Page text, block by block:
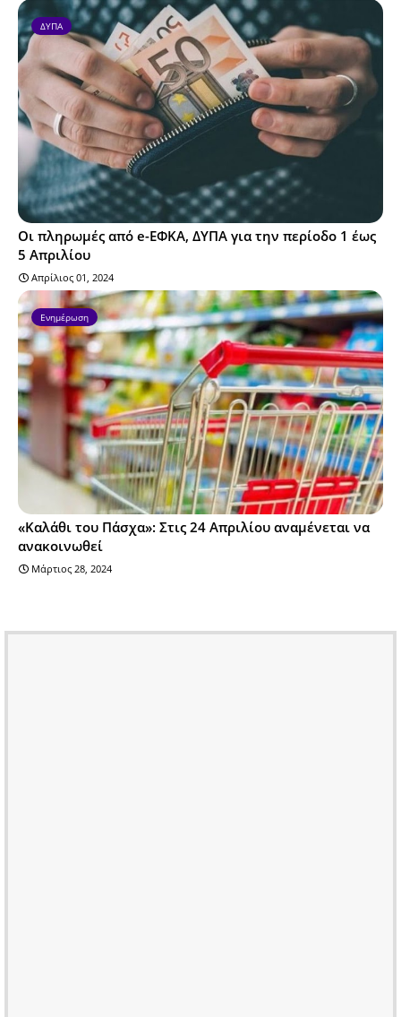
ΔΥΠΑ
Οι πληρωμές από e-ΕΦΚΑ, ΔΥΠΑ για την περίοδο 1 έως
5 Απριλίου
Απρίλιος 01, 2024
Ενημέρωση
«Καλάθι του Πάσχα»: Στις 24 Απριλίου αναμένεται να
ανακοινωθεί
Μάρτιος 28, 2024